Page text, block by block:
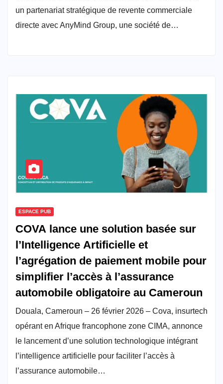
un partenariat stratégique de revente commerciale
directe avec AnyMind Group, une société de…
ESPACE PUB
COVA lance une solution basée sur
l’Intelligence Artificielle et
l’agrégation de paiement mobile pour
simplifier l’accès à l’assurance
automobile obligatoire au Cameroun
Douala, Cameroun – 26 février 2026 – Cova, insurtech
opérant en Afrique francophone zone CIMA, annonce
le lancement d’une solution technologique intégrant
l’intelligence artificielle pour faciliter l’accès à
l’assurance automobile…